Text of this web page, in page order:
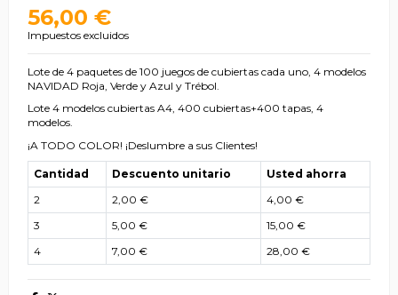
56,00 €
Impuestos excluidos
Lote de 4 paquetes de 100 juegos de cubiertas cada uno, 4 modelos
NAVIDAD Roja, Verde y Azul y Trébol.
Lote 4 modelos cubiertas A4, 400 cubiertas+400 tapas, 4
modelos.
¡A TODO COLOR! ¡Deslumbre a sus Clientes!
Cantidad Descuento unitario
Usted ahorra
2
2,00 €
4,00 €
3
5,00 €
15,00 €
4
7,00 € 28,00 €